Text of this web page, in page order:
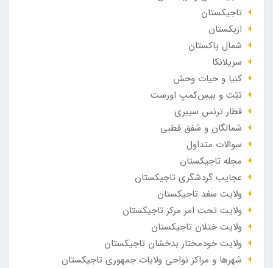
تاجیکستان
ازبکستان
شمال پاکستان
سریلانکا
کنیا و حیات وحش
تبّت و بیس‌کمپ اورست
قطار ترنس سیبری
شمالگان و شفق قطبی
سوالات متداول
مجله تاجیکستان
عجایب گردشگری تاجیکستان
ولایت سغد تاجیکستان
ولایت تحت امر مرکز تاجیکستان
ولایت ختلان تاجیکستان
ولایت خودمختار بدخشان تاجیکستان
شهرها و مراکز نواحی ولایات جمهوری تاجیکستان